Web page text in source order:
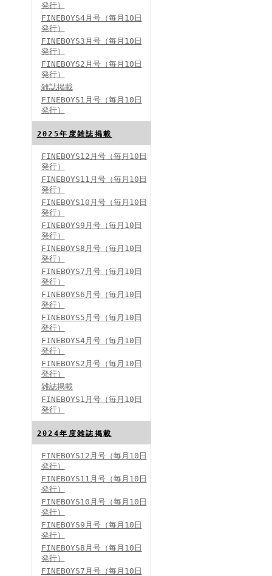
FINEBOYS2024年9月号
FINEBOYS2024年8月号
FINEBOYS2024年7月号
FINEBOYS2024年6月号
FINEBOYS2024年5月号
発行）
FINEBOYS4月号（毎月10日
発行）
FINEBOYS3月号（毎月10日
発行）
FINEBOYS2月号（毎月10日
発行）
雑誌掲載
FINEBOYS1月号（毎月10日
発行）
2025年度雑誌掲載
FINEBOYS12月号（毎月10日
発行）
FINEBOYS11月号（毎月10日
発行）
FINEBOYS10月号（毎月10日
発行）
FINEBOYS9月号（毎月10日
発行）
FINEBOYS8月号（毎月10日
発行）
FINEBOYS7月号（毎月10日
発行）
FINEBOYS6月号（毎月10日
発行）
FINEBOYS5月号（毎月10日
発行）
FINEBOYS4月号（毎月10日
発行）
FINEBOYS2月号（毎月10日
発行）
雑誌掲載
FINEBOYS1月号（毎月10日
発行）
2024年度雑誌掲載
FINEBOYS12月号（毎月10日
発行）
FINEBOYS11月号（毎月10日
発行）
FINEBOYS10月号（毎月10日
発行）
FINEBOYS9月号（毎月10日
発行）
FINEBOYS8月号（毎月10日
発行）
FINEBOYS7月号（毎月10日